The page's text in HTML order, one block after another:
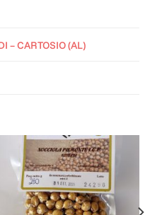
– CARTOSIO (AL)